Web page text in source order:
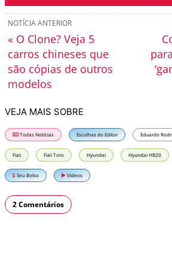
NOTÍCIA ANTERIOR
« O Clone? Veja 5
carros chineses que
são cópias de outros
modelos
VEJA MAIS SOBRE
Todas Notícias Escolhas do Editor Eduardo
Fiat Fiat Toro Hyundai Hyundai HB20
Seu Bolso Vídeos
2 Comentários